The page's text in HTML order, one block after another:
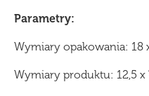
Parametry:
Wymiary opakowania: 18
Wymiary produktu: 12,5 x